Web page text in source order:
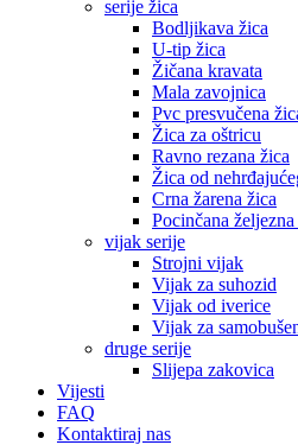
serije žica
Bodljikava žica
U-tip žica
Žičana kravata
Mala zavojnica
Pvc presvučena
Žica za oštricu
Ravno rezana žica
Žica od
Crna žarena žica
Pocinčana željezna
vijak serije
Strojni vijak
Vijak za suhozid
Vijak od iverice
Vijak za
druge serije
Slijepa zakovica
Vijesti
FAQ
Kontaktiraj nas